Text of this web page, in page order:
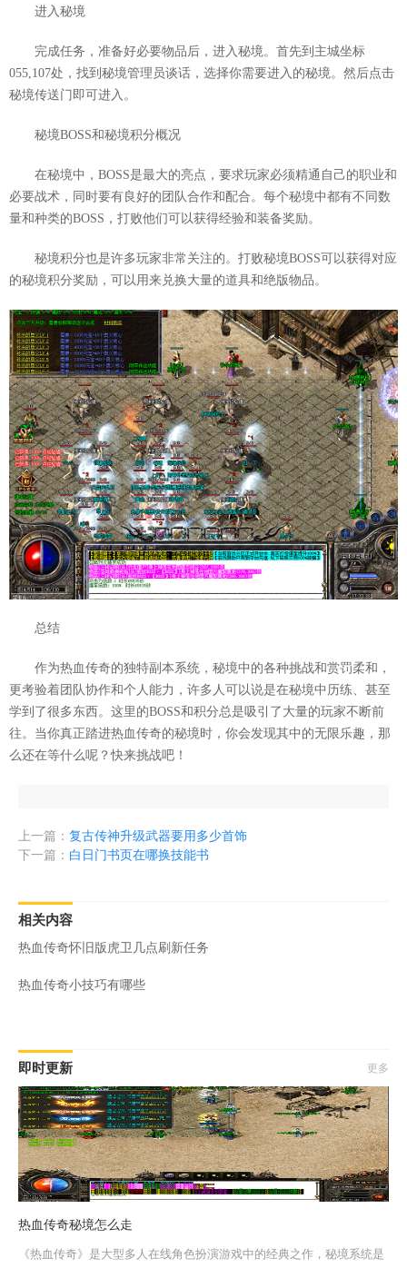
进入秘境
完成任务，准备好必要物品后，进入秘境。首先到主城坐标
055,107处，找到秘境管理员谈话，选择你需要进入的秘境。然后点击
秘境传送门即可进入。
秘境BOSS和秘境积分概况
在秘境中，BOSS是最大的亮点，要求玩家必须精通自己的职业和
必要战术，同时要有良好的团队合作和配合。每个秘境中都有不同数
量和种类的BOSS，打败他们可以获得经验和装备奖励。
秘境积分也是许多玩家非常关注的。打败秘境BOSS可以获得对应
的秘境积分奖励，可以用来兑换大量的道具和绝版物品。
总结
作为热血传奇的独特副本系统，秘境中的各种挑战和赏罚柔和，
更考验着团队协作和个人能力，许多人可以说是在秘境中历练、甚至
学到了很多东西。这里的BOSS和积分总是吸引了大量的玩家不断前
往。当你真正踏进热血传奇的秘境时，你会发现其中的无限乐趣，那
么还在等什么呢？快来挑战吧！
上一篇： 复古传神升级武器要用多少首饰
下一篇： 白日门书页在哪换技能书
相关内容
热血传奇怀旧版虎卫几点刷新任务
热血传奇小技巧有哪些
即时更新 更多
热血传奇秘境怎么走
《热血传奇》是大型多人在线角色扮演游戏中的经典之作，秘境系统是